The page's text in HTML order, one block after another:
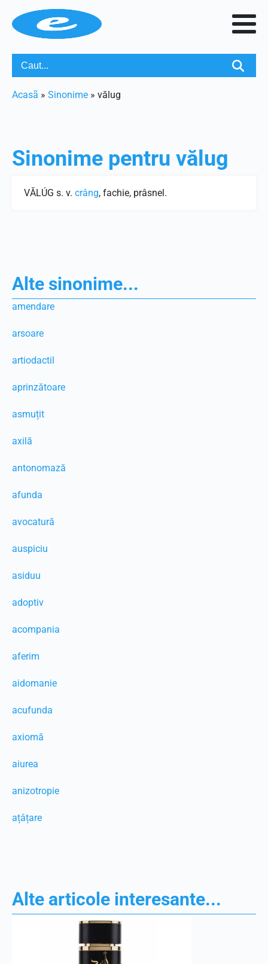
Acasã » Sinonime » vălug
Sinonime pentru vălug
VĂLÚG s. v. crâng, fachie, prâsnel.
Alte sinonime...
amendare
arsoare
artiodactil
aprinzătoare
asmuțit
axilă
antonomază
afunda
avocatură
auspiciu
asiduu
adoptiv
acompania
aferim
aidomanie
acufunda
axiomă
aiurea
anizotropie
ațâțare
Alte articole interesante...